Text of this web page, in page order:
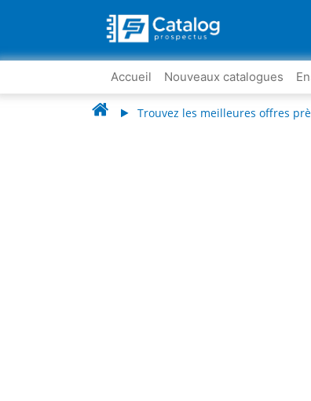
Accueil Nouveaux catalogues
Trouvez les meilleures offres